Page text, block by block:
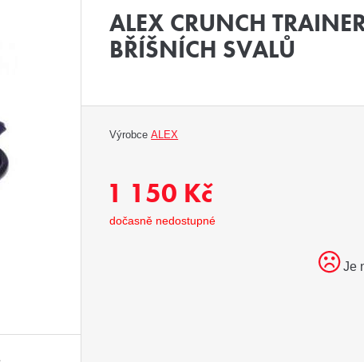
ALEX CRUNCH
BŘÍŠNÍCH SVALŮ
VýrobceALEX
1 150 Kč
dočasně nedostupné
Je